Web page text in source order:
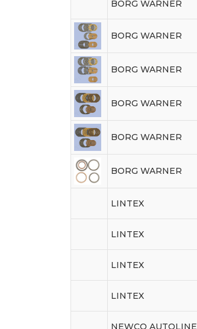
BORG WARNER
BORG WARNER
BORG WARNER
BORG WARNER
BORG WARNER
BORG WARNER
LINTEX
LINTEX
LINTEX
LINTEX
NEWCO AUTOLINE